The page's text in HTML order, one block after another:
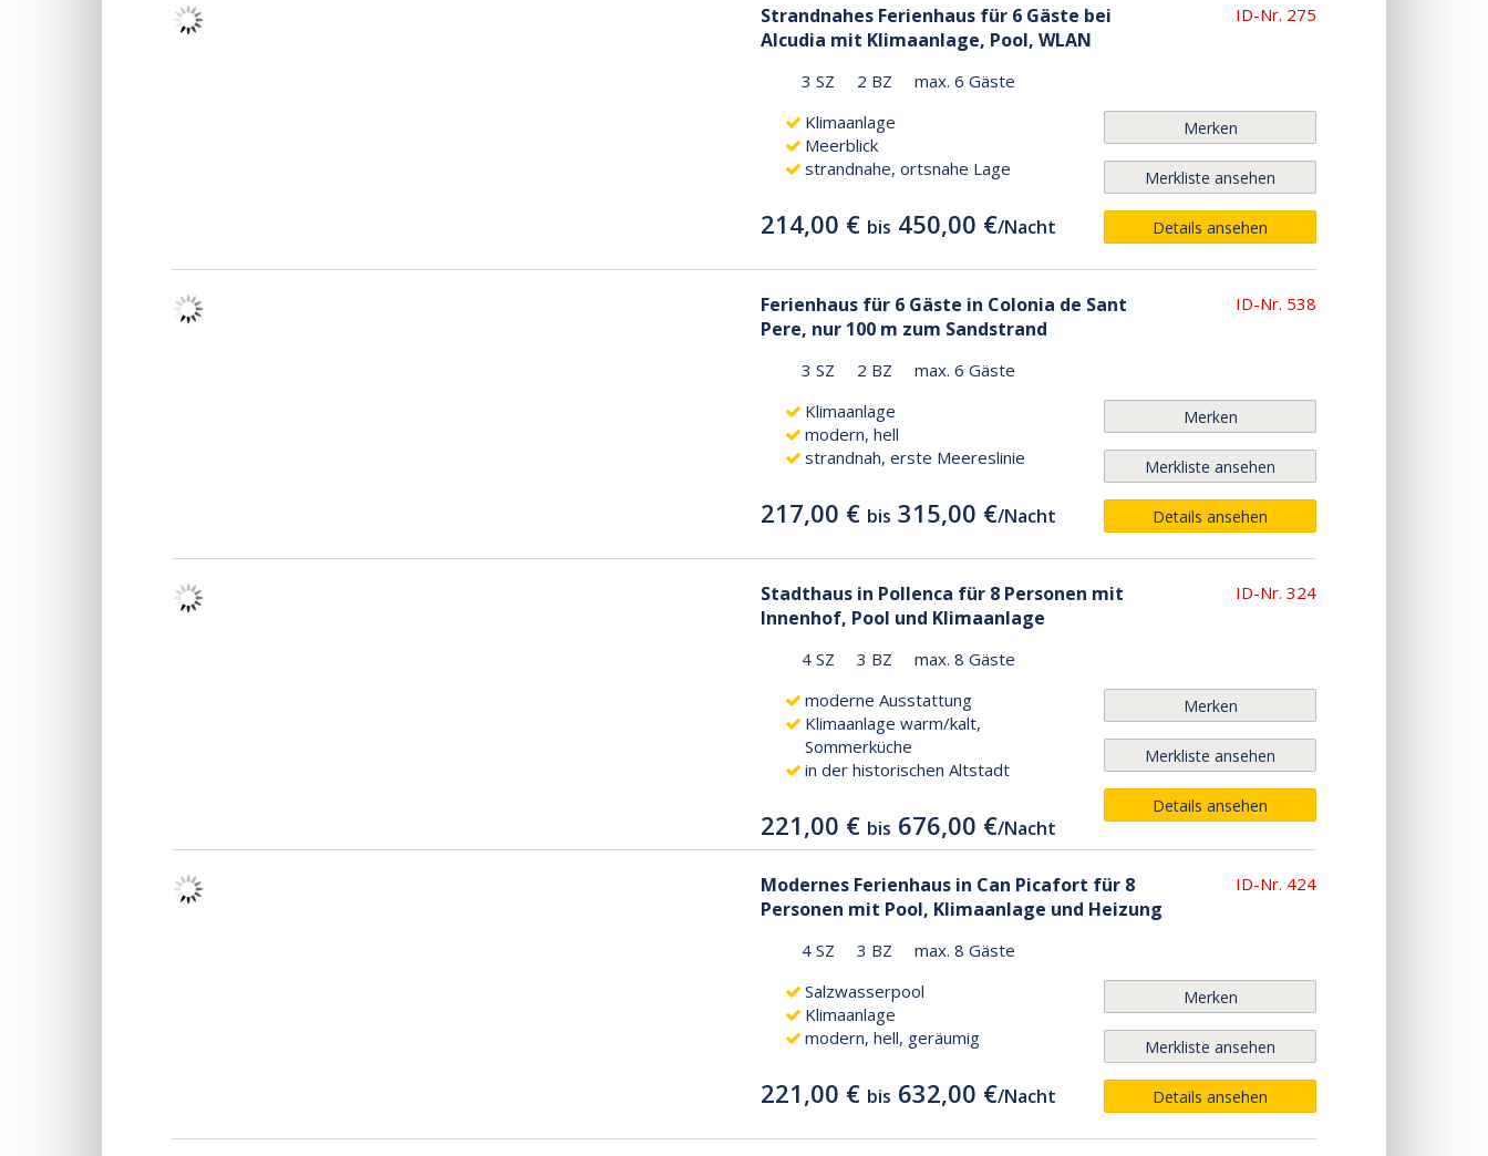
Strandnahes Ferienhaus für 6 Gäste bei
Alcudia mit Klimaanlage, Pool, WLAN
ID-Nr. 275
3 SZ 2 BZ
max. 6 Gäste
Klimaanlage
Meerblick
strandnahe, ortsnahe Lage
214,00 € bis 450,00 €/Nacht
Merken
Merkliste ansehen
Details ansehen
Ferienhaus für 6 Gäste in Colonia de Sant
Pere, nur 100 m zum Sandstrand
ID-Nr. 538
3 SZ 2 BZ
max. 6 Gäste
Klimaanlage
modern, hell
strandnah, erste Meereslinie
217,00 € bis 315,00 €/Nacht
Merken
Merkliste ansehen
Details ansehen
Stadthaus in Pollenca für 8 Personen mit
Innenhof, Pool und Klimaanlage
ID-Nr. 324
4 SZ 3 BZ
max. 8 Gäste
moderne Ausstattung
Klimaanlage warm/kalt,
Sommerküche
in der historischen Altstadt
221,00 € bis 676,00 €/Nacht
Merken
Merkliste ansehen
Details ansehen
Modernes Ferienhaus in Can Picafort für 8
Personen mit Pool, Klimaanlage und Heizung
ID-Nr. 424
4 SZ 3 BZ
max. 8 Gäste
Salzwasserpool
Klimaanlage
modern, hell, geräumig
221,00 € bis 632,00 €/Nacht
Merken
Merkliste ansehen
Details ansehen